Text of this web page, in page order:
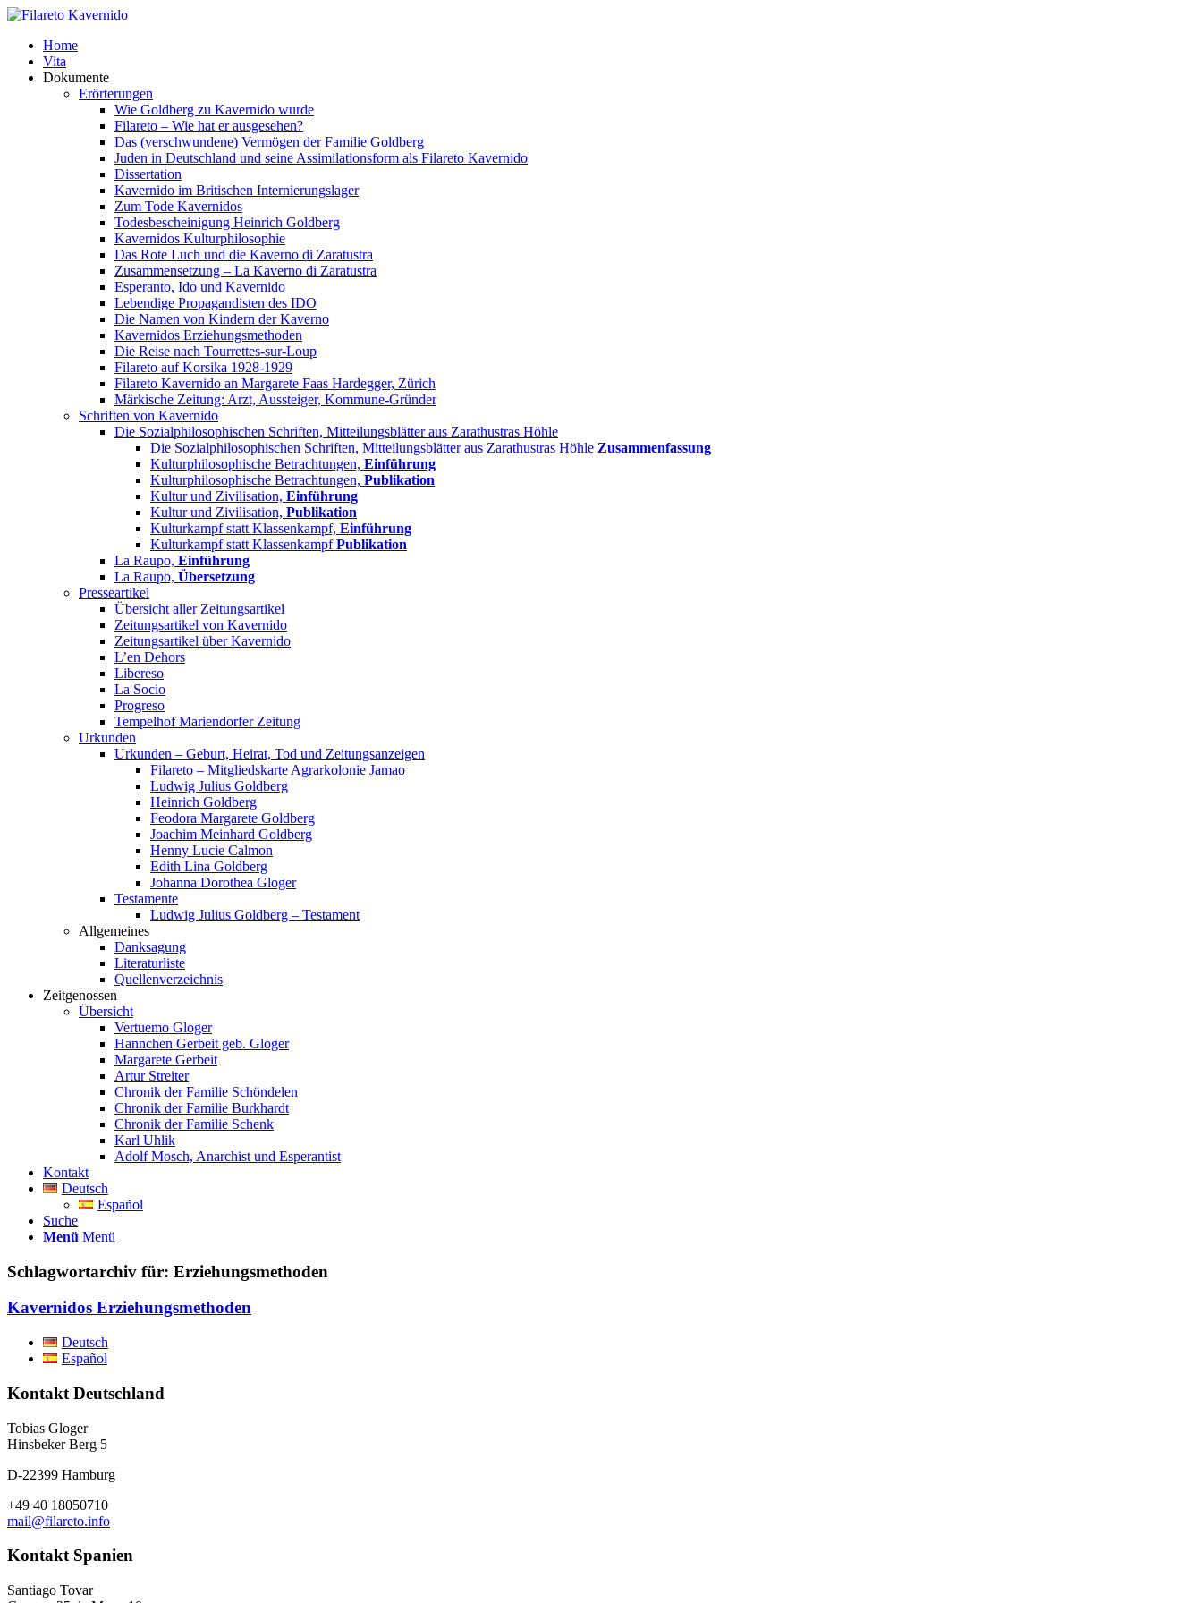
Home
Vita
Dokumente
Erörterungen
Wie Goldberg zu Kavernido wurde
Filareto – Wie hat er ausgesehen?
Das (verschwundene) Vermögen der Familie Goldberg
Juden in Deutschland und seine Assimilationsform als Filareto Kavernido
Dissertation
Kavernido im Britischen Internierungslager
Zum Tode Kavernidos
Todesbescheinigung Heinrich Goldberg
Kavernidos Kulturphilosophie
Das Rote Luch und die Kaverno di Zaratustra
Zusammensetzung – La Kaverno di Zaratustra
Esperanto, Ido und Kavernido
Lebendige Propagandisten des IDO
Die Namen von Kindern der Kaverno
Kavernidos Erziehungsmethoden
Die Reise nach Tourrettes-sur-Loup
Filareto auf Korsika 1928-1929
Filareto Kavernido an Margarete Faas Hardegger, Zürich
Märkische Zeitung: Arzt, Aussteiger, Kommune-Gründer
Schriften von Kavernido
Die Sozialphilosophischen Schriften, Mitteilungsblätter aus Zarathustras Höhle
Die Sozialphilosophischen Schriften, Mitteilungsblätter aus Zarathustras Höhle Zusammenfassung
Kulturphilosophische Betrachtungen, Einführung
Kulturphilosophische Betrachtungen, Publikation
Kultur und Zivilisation, Einführung
Kultur und Zivilisation, Publikation
Kulturkampf statt Klassenkampf, Einführung
Kulturkampf statt KlassenkampfPublikation
La Raupo, Einführung
La Raupo, Übersetzung
Presseartikel
Übersicht aller Zeitungsartikel
Zeitungsartikel von Kavernido
Zeitungsartikel über Kavernido
L’en Dehors
Libereso
La Socio
Progreso
Tempelhof Mariendorfer Zeitung
Urkunden
Urkunden – Geburt, Heirat, Tod und Zeitungsanzeigen
Filareto – Mitgliedskarte Agrarkolonie Jamao
Ludwig Julius Goldberg
Heinrich Goldberg
Feodora Margarete Goldberg
Joachim Meinhard Goldberg
Henny Lucie Calmon
Edith Lina Goldberg
Johanna Dorothea Gloger
Testamente
Ludwig Julius Goldberg – Testament
Allgemeines
Danksagung
Literaturliste
Quellenverzeichnis
Zeitgenossen
Übersicht
Vertuemo Gloger
Hannchen Gerbeit geb. Gloger
Margarete Gerbeit
Artur Streiter
Chronik der Familie Schöndelen
Chronik der Familie Burkhardt
Chronik der Familie Schenk
Karl Uhlik
Adolf Mosch, Anarchist und Esperantist
Kontakt
Deutsch
Español
Suche
Menü Menü
Schlagwortarchiv für: Erziehungsmethoden
Kavernidos Erziehungsmethoden
Deutsch
Español
Kontakt Deutschland
Tobias Gloger
Hinsbeker Berg 5
D-22399 Hamburg
+49 40 18050710
mail@filareto.info
Kontakt Spanien
Santiago Tovar